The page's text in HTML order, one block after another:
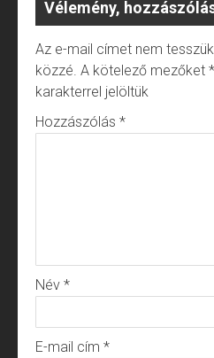
Vélemény,
Az e-mail címet nem tesszük
közzé. A kötelező mezőket *
karakterrel jelöltük
Hozzászólás *
Név *
E-mail cím *